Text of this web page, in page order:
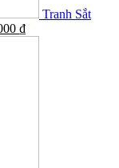
Tranh Sắt
₫